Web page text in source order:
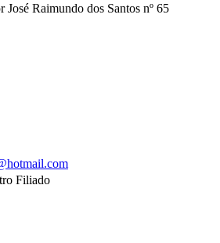
José Raimundo dos Santos nº 65
Filiado